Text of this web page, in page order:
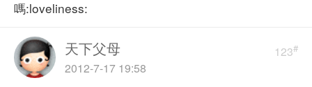
嗎:loveliness:
123#
天下父母
2012-7-17 19:58